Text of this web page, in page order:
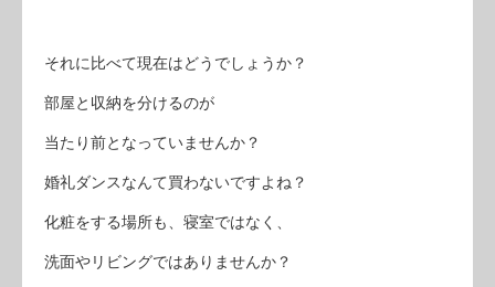
それに比べて現在はどうでしょうか？
部屋と収納を分けるのが
当たり前となっていませんか？
婚礼ダンスなんて買わないですよね？
化粧をする場所も、寝室ではなく、
洗面やリビングではありませんか？